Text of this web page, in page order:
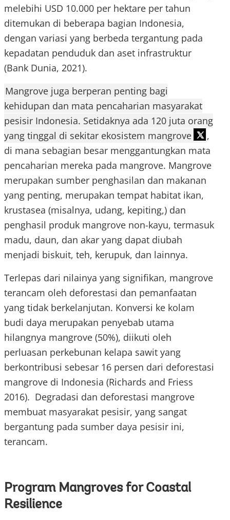
melebihi USD 10.000 per hektare per tahun
ditemukan di beberapa bagian Indonesia,
dengan variasi yang berbeda tergantung pada
kepadatan penduduk dan aset infrastruktur
(Bank Dunia, 2021).
Mangrove juga berperan penting bagi
kehidupan dan mata pencaharian masyarakat
pesisir Indonesia. Setidaknya ada 120 juta orang
yang tinggal di sekitar ekosistem mangrove
,
di mana sebagian besar menggantungkan mata
pencaharian mereka pada mangrove. Mangrove
merupakan sumber penghasilan dan makanan
yang penting, merupakan tempat habitat ikan,
krustasea (misalnya, udang, kepiting,) dan
penghasil produk mangrove non-kayu, termasuk
madu, daun, dan akar yang dapat diubah
menjadi biskuit, teh, kerupuk, dan lainnya.
Terlepas dari nilainya yang signifikan, mangrove
terancam oleh deforestasi dan pemanfaatan
yang tidak berkelanjutan. Konversi ke kolam
budi daya merupakan penyebab utama
hilangnya mangrove (50%), diikuti oleh
perluasan perkebunan kelapa sawit yang
berkontribusi sebesar 16 persen dari deforestasi
mangrove di Indonesia (Richards and Friess
2016). Degradasi dan deforestasi mangrove
membuat masyarakat pesisir, yang sangat
bergantung pada sumber daya pesisir ini,
terancam.
Program Mangroves for Coastal
Resilience